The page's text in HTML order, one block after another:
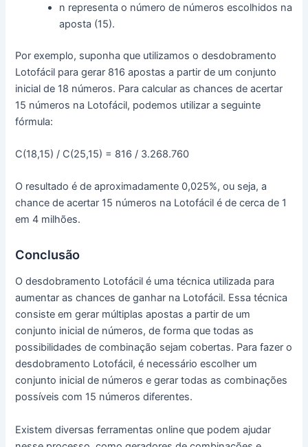
n representa o número de números escolhidos na
aposta (15).
Por exemplo, suponha que utilizamos o desdobramento
Lotofácil para gerar 816 apostas a partir de um conjunto
inicial de 18 números. Para calcular as chances de acertar
15 números na Lotofácil, podemos utilizar a seguinte
fórmula:
C(18,15) / C(25,15) = 816 / 3.268.760
O resultado é de aproximadamente 0,025%, ou seja, a
chance de acertar 15 números na Lotofácil é de cerca de 1
em 4 milhões.
Conclusão
O desdobramento Lotofácil é uma técnica utilizada para
aumentar as chances de ganhar na Lotofácil. Essa técnica
consiste em gerar múltiplas apostas a partir de um
conjunto inicial de números, de forma que todas as
possibilidades de combinação sejam cobertas. Para fazer o
desdobramento Lotofácil, é necessário escolher um
conjunto inicial de números e gerar todas as combinações
possíveis com 15 números diferentes.
Existem diversas ferramentas online que podem ajudar